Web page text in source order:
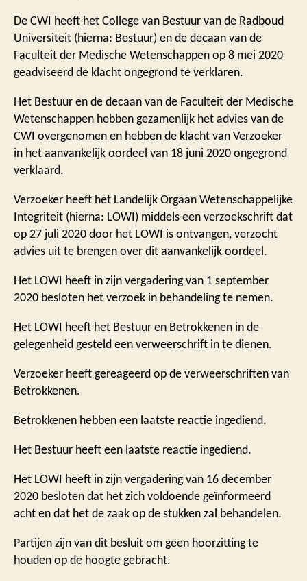
De CWI heeft het College van Bestuur van de Radboud
Universiteit (hierna: Bestuur) en de decaan van de
Faculteit der Medische Wetenschappen op 8 mei 2020
geadviseerd de klacht ongegrond te verklaren.
Het Bestuur en de decaan van de Faculteit der Medische
Wetenschappen hebben gezamenlijk het advies van de
CWI overgenomen en hebben de klacht van Verzoeker
in het aanvankelijk oordeel van 18 juni 2020 ongegrond
verklaard.
Verzoeker heeft het Landelijk Orgaan Wetenschappelijke
Integriteit (hierna: LOWI) middels een verzoekschrift dat
op 27 juli 2020 door het LOWI is ontvangen, verzocht
advies uit te brengen over dit aanvankelijk oordeel.
Het LOWI heeft in zijn vergadering van 1 september
2020 besloten het verzoek in behandeling te nemen.
Het LOWI heeft het Bestuur en Betrokkenen in de
gelegenheid gesteld een verweerschrift in te dienen.
Verzoeker heeft gereageerd op de verweerschriften van
Betrokkenen.
Betrokkenen hebben een laatste reactie ingediend.
Het Bestuur heeft een laatste reactie ingediend.
Het LOWI heeft in zijn vergadering van 16 december
2020 besloten dat het zich voldoende geïnformeerd
acht en dat het de zaak op de stukken zal behandelen.
Partijen zijn van dit besluit om geen hoorzitting te
houden op de hoogte gebracht.